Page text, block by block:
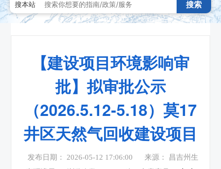
搜本站 搜索
【建设项目环境影响审
批】拟审批公示
（2026.5.12-5.18）莫17
井区天然气回收建设项目
发布日期： 2026-05-12 17:06:00
来源： 昌吉州生